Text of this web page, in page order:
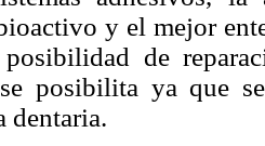
y el mejor
de
posibilita ya que
dentaria.